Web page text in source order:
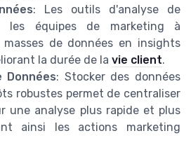
: Les outils d'analyse de
les équipes de marketing à
de données en insights
la durée de la vie client.
Données: Stocker des données
robustes permet de centraliser
une analyse plus rapide et plus
ainsi les actions marketing